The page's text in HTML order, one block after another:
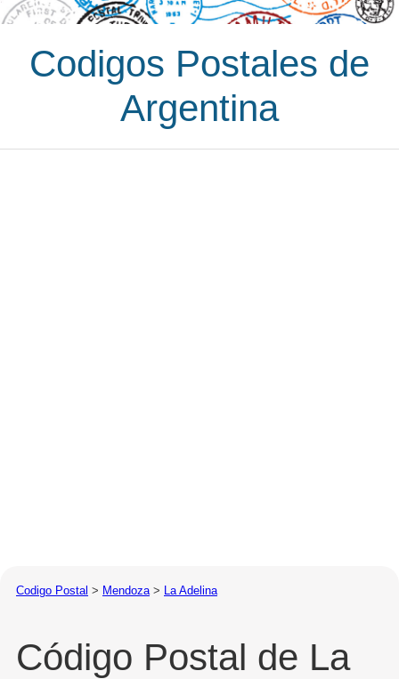
Codigos Postales de
Argentina
Codigo Postal > Mendoza > La Adelina
Código Postal de La